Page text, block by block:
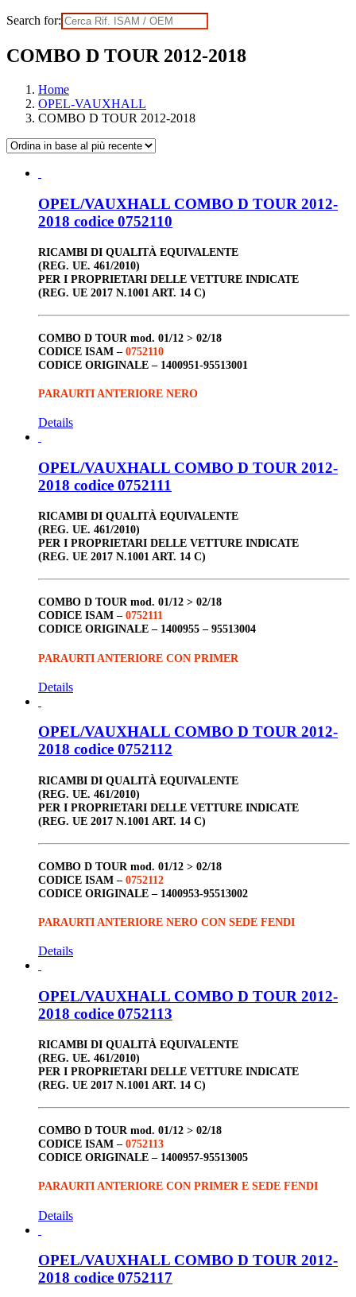
Search for:
COMBO D TOUR 2012-2018
Home
OPEL-VAUXHALL
COMBO D TOUR 2012-2018
OPEL/VAUXHALL COMBO D TOUR 2012-
2018 codice 0752110
RICAMBI DI QUALITÀ EQUIVALENTE
(REG. UE. 461/2010)
PER I PROPRIETARI DELLE VETTURE INDICATE
(REG. UE 2017 N.1001 ART. 14 C)
COMBO D TOUR mod. 01/12 > 02/18
CODICE ISAM – 0752110
CODICE ORIGINALE – 1400951-95513001
PARAURTI ANTERIORE NERO
Details
OPEL/VAUXHALL COMBO D TOUR 2012-
2018 codice 0752111
RICAMBI DI QUALITÀ EQUIVALENTE
(REG. UE. 461/2010)
PER I PROPRIETARI DELLE VETTURE INDICATE
(REG. UE 2017 N.1001 ART. 14 C)
COMBO D TOURmod. 01/12 > 02/18
CODICE ISAM – 0752111
CODICE ORIGINALE – 1400955 – 95513004
PARAURTI ANTERIORE CON PRIMER
Details
OPEL/VAUXHALL COMBO D TOUR 2012-
2018 codice 0752112
RICAMBI DI QUALITÀ EQUIVALENTE
(REG. UE. 461/2010)
PER I PROPRIETARI DELLE VETTURE INDICATE
(REG. UE 2017 N.1001 ART. 14 C)
COMBO D TOUR mod. 01/12 > 02/18
CODICE ISAM – 0752112
CODICE ORIGINALE – 1400953-95513002
PARAURTI ANTERIORE NERO CON SEDE FENDI
Details
OPEL/VAUXHALL COMBO D TOUR 2012-
2018 codice 0752113
RICAMBI DI QUALITÀ EQUIVALENTE
(REG. UE. 461/2010)
PER I PROPRIETARI DELLE VETTURE INDICATE
(REG. UE 2017 N.1001 ART. 14 C)
COMBO D TOURmod. 01/12 > 02/18
CODICE ISAM – 0752113
CODICE ORIGINALE – 1400957-95513005
PARAURTI ANTERIORE CON PRIMER E SEDE FENDI
Details
OPEL/VAUXHALL COMBO D TOUR 2012-
2018 codice 0752117